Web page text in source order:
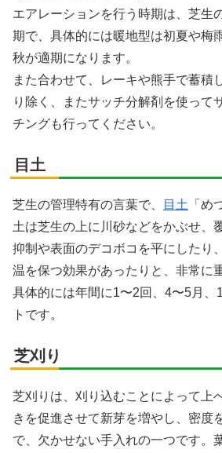
エアレーションを行う時期は、芝生
期で、具体的には暖地型は初夏や梅
秋が適期になります。
また合わせて、レーキや熊手で蓄積
り除く、またサッチ分解剤を使って
チングも行ってください。
目土
芝生の管理特有の言葉で、 目土 「め
土は芝生の上に川砂などをかぶせ、
抑制や表面のデコボコを平にしたり
温を保つ効果があったりと、非常に
具体的には年間に1〜2回、4〜5月、
トです。
芝刈り
芝刈りは、刈り込むことによって上
きを促進させて新芽を増やし、密度
で、欠かせない手入れの一つです。